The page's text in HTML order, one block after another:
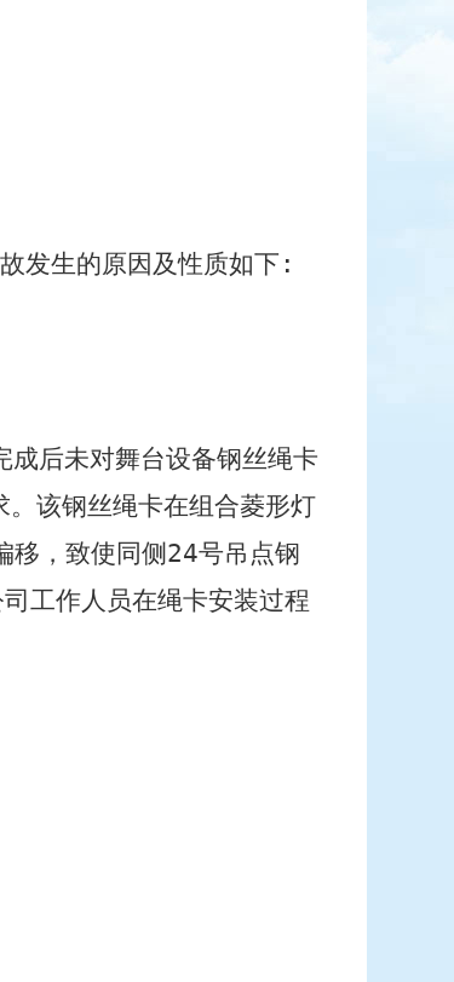
发生的原因及性质如下 :
后未对舞台设备钢丝绳卡
该钢丝绳卡在组合菱形灯
移，致使同侧24号吊点钢
工作人员在绳卡安装过程